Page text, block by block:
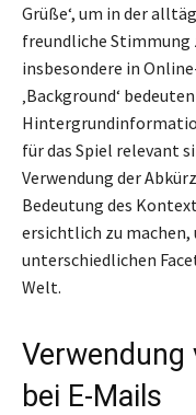
Grüße‘, um in der
freundliche Stimmung
insbesondere in
‚Background‘
für das Spiel relevant
Verwendung der
Bedeutung des
ersichtlich zu machen,
unterschiedlichen
Welt.
Verwendung
bei E-Mails